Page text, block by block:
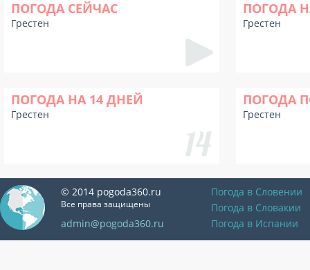
ПОГОДА СЕЙЧАС
Грестен
ПОГОДА
Грестен
ПОГОДА НА 14 ДНЕЙ
Грестен
ПОГОДА
Грестен
© 2014 pogoda360.ru
Все права защищены
admin@pogoda360.ru
Погода в Словении
Погода в Словакии
Погода в Испании